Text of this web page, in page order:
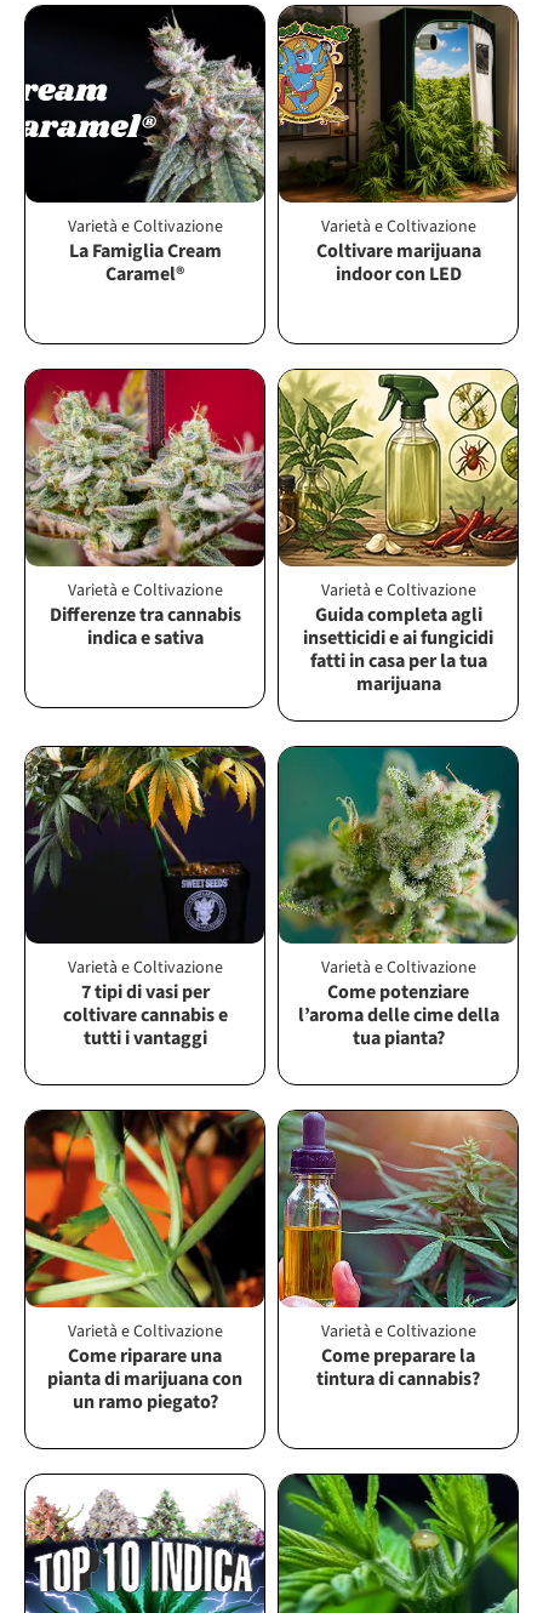
Varietà e Coltivazione
La Famiglia Cream
Caramel®
Varietà e Coltivazione
Coltivare marijuana
indoor con LED
Varietà e Coltivazione
Differenze tra cannabis
indica e sativa
Varietà e Coltivazione
Guida completa agli
insetticidi e ai fungicidi
fatti in casa per la tua
marijuana
Varietà e Coltivazione
7 tipi di vasi per
coltivare cannabis e
tutti i vantaggi
Varietà e Coltivazione
Come potenziare
l’aroma delle cime della
tua pianta?
Varietà e Coltivazione
Come riparare una
pianta di marijuana con
un ramo piegato?
Varietà e Coltivazione
Come preparare la
tintura di cannabis?